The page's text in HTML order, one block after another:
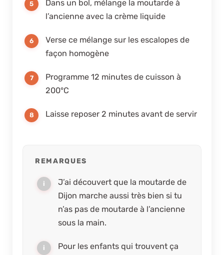
Dans un bol, mélange la moutarde à
l’ancienne avec la crème liquide
Verse ce mélange sur les escalopes de
façon homogène
Programme 12 minutes de cuisson à
200°C
Laisse reposer 2 minutes avant de servir
REMARQUES
J’ai découvert que la moutarde de
Dijon marche aussi très bien si tu
n’as pas de moutarde à l’ancienne
sous la main.
Pour les enfants qui trouvent ça